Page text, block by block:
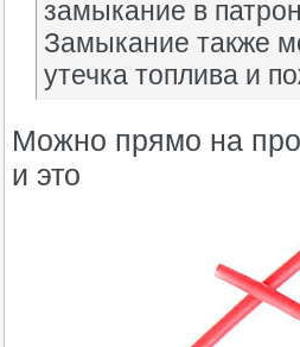
замыкание в
Замыкание также
утечка топлива и
Можно прямо на
и это